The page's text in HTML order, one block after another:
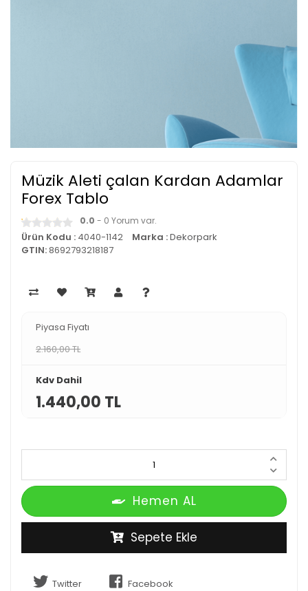
Müzik Aleti çalan Kardan Adamlar
Forex Tablo
0.0 - 0 Yorum var.
Ürün Kodu : 4040-1142 Marka :Dekorpark
GTIN:8692793218187
Piyasa Fiyatı
2.160,00 TL
Kdv Dahil
1.440,00 TL
Hemen AL
Sepete Ekle
Twitter Facebook